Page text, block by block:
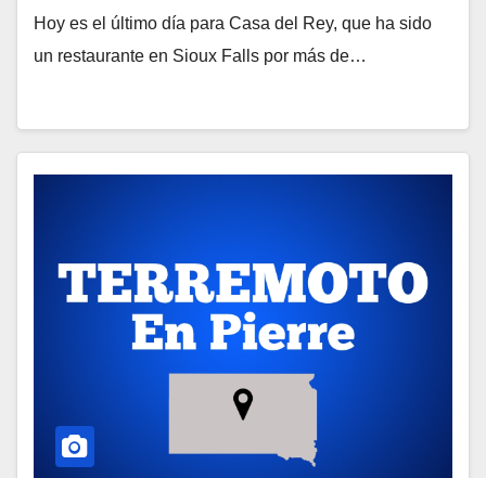
Hoy es el último día para Casa del Rey, que ha sido
un restaurante en Sioux Falls por más de…